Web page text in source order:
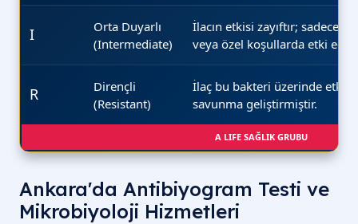
I
Orta Duyarlı
(Intermediate)
İlacın etkisi zayıftır; sadece
veya özel koşullarda etki
R
Dirençli
(Resistant)
İlaç bu bakteri üzerinde
savunma geliştirmiştir.
A LIFE SAĞLIK GRUBU
Ankara'da Antibiyogram Testi ve
Mikrobiyoloji Hizmetleri